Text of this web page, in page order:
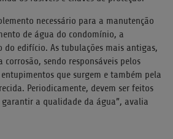
necessário para a manutenção
de água do condomínio, a
do edifício. As tubulações mais antigas,
corrosão, sendo responsáveis pelos
que surgem e também pela
Periodicamente, devem ser feitos
a qualidade da água”, avalia